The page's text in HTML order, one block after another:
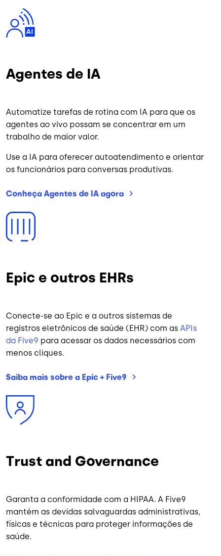
Imagem
Agentes de IA
Automatize tarefas de rotina com IA para que os
agentes ao vivo possam se concentrar em um
trabalho de maior valor.
Use a IA para oferecer autoatendimento e orientar
os funcionários para conversas produtivas.
Conheça Agentes de IA agora
Imagem
Epic e outros EHRs
Conecte-se ao Epic e a outros sistemas de
registros eletrônicos de saúde (EHR) com as APIs
da Five9 para acessar os dados necessários com
menos cliques.
Saiba mais sobre a Epic + Five9
Imagem
Trust and Governance
Garanta a conformidade com a HIPAA. A Five9
mantém as devidas salvaguardas administrativas,
físicas e técnicas para proteger informações de
saúde.